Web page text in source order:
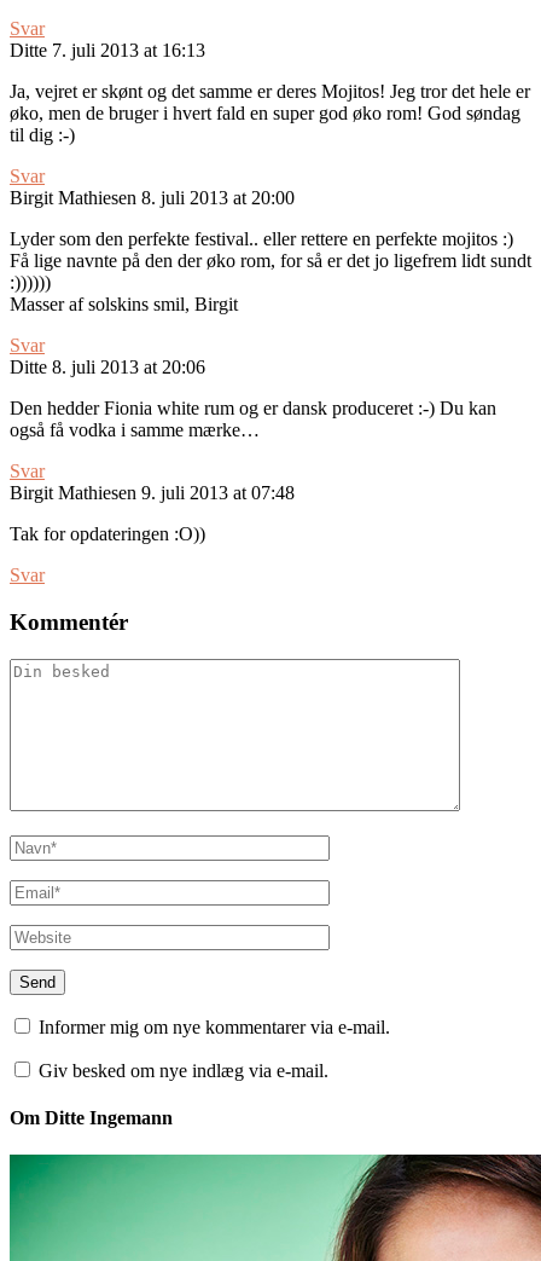
Svar
Ditte 7. juli 2013 at 16:13
Ja, vejret er skønt og det samme er deres Mojitos! Jeg tror det hele er
øko, men de bruger i hvert fald en super god øko rom! God søndag
til dig :-)
Svar
Birgit Mathiesen 8. juli 2013 at 20:00
Lyder som den perfekte festival.. eller rettere en perfekte mojitos :)
Få lige navnte på den der øko rom, for så er det jo ligefrem lidt sundt
:))))))
Masser af solskins smil, Birgit
Svar
Ditte 8. juli 2013 at 20:06
Den hedder Fionia white rum og er dansk produceret :-) Du kan
også få vodka i samme mærke…
Svar
Birgit Mathiesen 9. juli 2013 at 07:48
Tak for opdateringen :O))
Svar
Kommentér
Informer mig om nye kommentarer via e-mail.
Giv besked om nye indlæg via e-mail.
Om Ditte Ingemann